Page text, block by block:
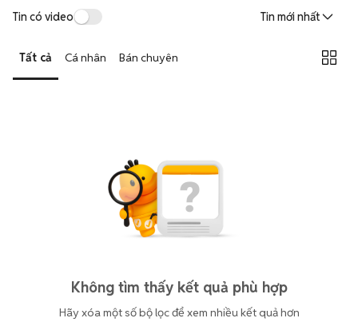
Tin có video Tin mới nhất
Tất cả Cá nhân Bán chuyên
Không tìm thấy kết quả phù hợp
Hãy xóa một số bộ lọc để xem nhiều kết quả hơn